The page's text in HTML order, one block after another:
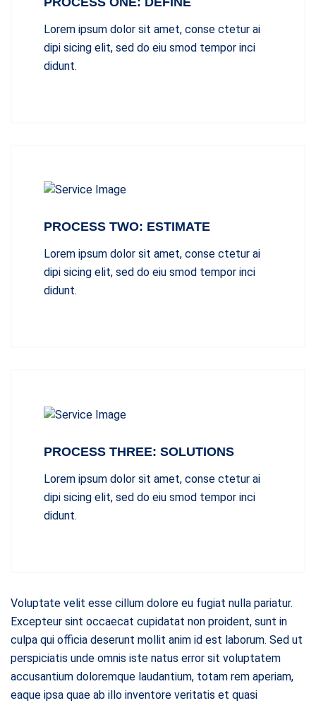
Lorem ipsum dolor sit amet, conse ctetur ai
dipi sicing elit, sed do eiu smod tempor inci
didunt.
PROCESS TWO: ESTIMATE
Lorem ipsum dolor sit amet, conse ctetur ai
dipi sicing elit, sed do eiu smod tempor inci
didunt.
PROCESS THREE: SOLUTIONS
Lorem ipsum dolor sit amet, conse ctetur ai
dipi sicing elit, sed do eiu smod tempor inci
didunt.
Voluptate velit esse cillum dolore eu fugiat nulla pariatur.
Excepteur sint occaecat cupidatat non proident, sunt in
culpa qui officia deserunt mollit anim id est laborum. Sed ut
perspiciatis unde omnis iste natus error sit voluptatem
accusantium doloremque laudantium, totam rem aperiam,
eaque ipsa quae ab illo inventore veritatis et quasi